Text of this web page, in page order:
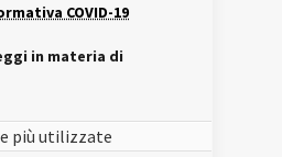
COVID-19
in materia di
più utilizzate